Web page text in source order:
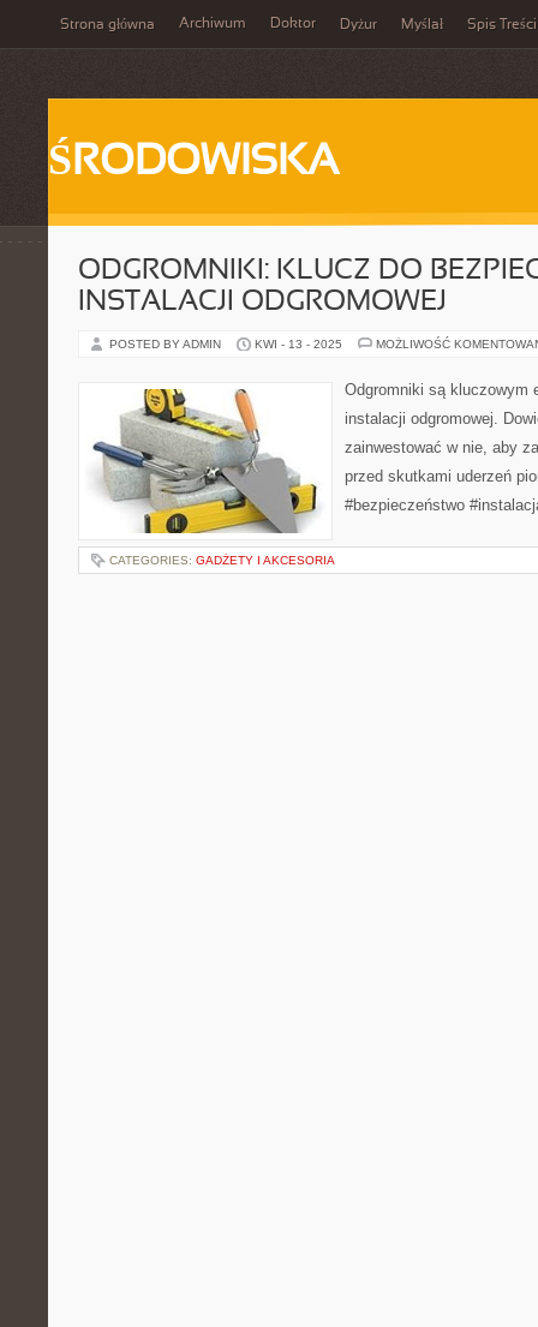
Strona główna Archiwum Doktor Dyżur Myślał Spis Treści
ŚRODOWISKA
ODGROMNIKI: KLUCZ DO
INSTALACJI ODGROMOWEJ
POSTED BY ADMIN KWI - 13 - 2025 MOŻLIWOŚĆ
Odgromniki są kluczowym
instalacji odgromowej.
zainwestować w nie, aby
przed skutkami uderzeń
#bezpieczeństwo
CATEGORIES: GADŻETY I AKCESORIA